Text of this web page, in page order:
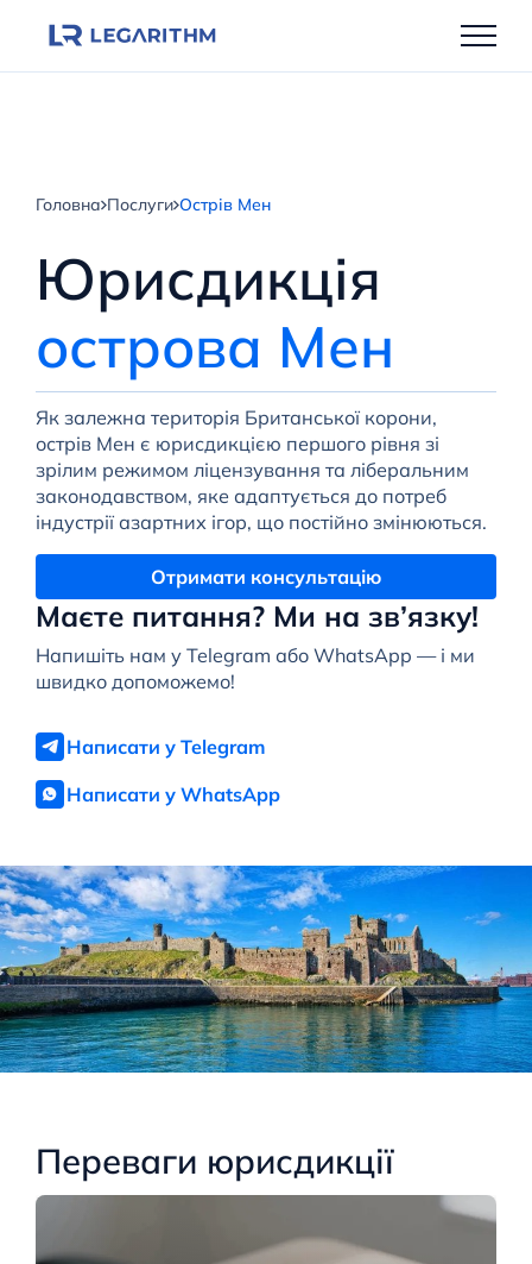
Головна Послуги Острів Мен
Юрисдикція
острова Мен
Маєте питання? Ми на зв’язку!
Напишіть нам у Telegram або WhatsApp — і ми
швидко допоможемо!
Написати у Telegram
Написати у WhatsApp
Як залежна територія Британської корони,
острів Мен є юрисдикцією першого рівня зі
зрілим режимом ліцензування та ліберальним
законодавством, яке адаптується до потреб
індустрії азартних ігор, що постійно змінюються.
Отримати консультацію
Переваги юрисдикції